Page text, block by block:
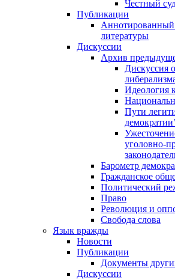
Честный
Публикации
Аннотированный
литературы
Дискуссии
Архив
Дискуссия
Идеология
Пути
уголовно-
Барометр
Гражданское
Политический
Право
Революция и
Свобода слова
Язык вражды
Новости
Публикации
Документы
Дискуссии